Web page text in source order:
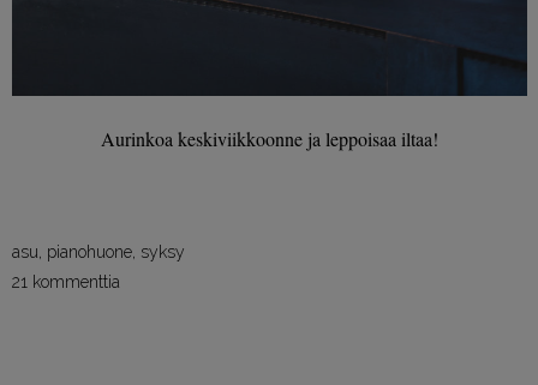
Aurinkoa keskiviikkoonne ja leppoisaa iltaa!
asu, pianohuone, syksy
21 kommenttia